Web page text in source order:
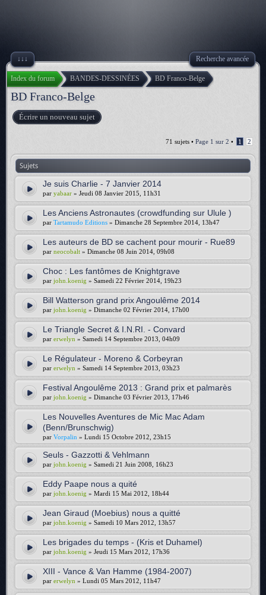
↓↓↓ Recherche avancée
Index du forum BANDES-DESSINÉES BD Franco-Belge
BD Franco-Belge
Écrire un nouveau sujet
71 sujets • Page 1 sur 2 • 1 2
Sujets
Je suis Charlie - 7 Janvier 2014
par yabaar » Jeudi 08 Janvier 2015, 11h31
Les Anciens Astronautes (crowdfunding sur Ulule )
par Tartamudo Editions » Dimanche 28 Septembre 2014, 13h47
Les auteurs de BD se cachent pour mourir - Rue89
par neocobalt » Dimanche 08 Juin 2014, 09h08
Choc : Les fantômes de Knightgrave
par john.koenig » Samedi 22 Février 2014, 19h23
Bill Watterson grand prix Angoulême 2014
par john.koenig » Dimanche 02 Février 2014, 17h00
Le Triangle Secret & I.N.RI. - Convard
par erwelyn » Samedi 14 Septembre 2013, 04h09
Le Régulateur - Moreno & Corbeyran
par erwelyn » Samedi 14 Septembre 2013, 03h23
Festival Angoulême 2013 : Grand prix et palmarès
par john.koenig » Dimanche 03 Février 2013, 17h46
Les Nouvelles Aventures de Mic Mac Adam
(Benn/Brunschwig)
par Vorpalin » Lundi 15 Octobre 2012, 23h15
Seuls - Gazzotti & Vehlmann
par john.koenig » Samedi 21 Juin 2008, 16h23
Eddy Paape nous a quité
par john.koenig » Mardi 15 Mai 2012, 18h44
Jean Giraud (Moebius) nous a quitté
par john.koenig » Samedi 10 Mars 2012, 13h57
Les brigades du temps - (Kris et Duhamel)
par john.koenig » Jeudi 15 Mars 2012, 17h36
XIII - Vance & Van Hamme (1984-2007)
par erwelyn » Lundi 05 Mars 2012, 11h47